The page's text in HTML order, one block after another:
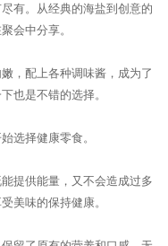
有。从经典的海盐到创意的
会中分享。
，配上各种调味酱，成为了
也是不错的选择。
选择健康零食。
提供能量，又不会造成过多
美味的保持健康。